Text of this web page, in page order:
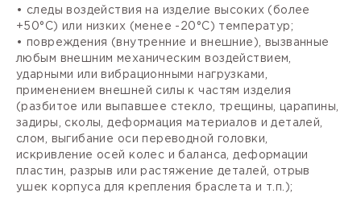
• следы воздействия на изделие высоких (более
+50°С) или низких (менее -20°С) температур;
• повреждения (внутренние и внешние), вызванные
любым внешним механическим воздействием,
ударными или вибрационными нагрузками,
применением внешней силы к частям изделия
(разбитое или выпавшее стекло, трещины, царапины,
задиры, сколы, деформация материалов и деталей,
слом, выгибание оси переводной головки,
искривление осей колес и баланса, деформации
пластин, разрыв или растяжение деталей, отрыв
ушек корпуса для крепления браслета и т.п.);